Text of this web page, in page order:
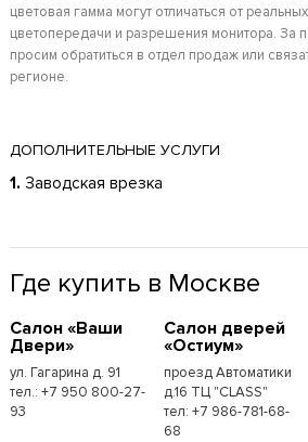
цветовая гамма могут отличаться от
цветопередачи и разрешения монитора. За
просим обратиться в отдел продаж или
регионе.
ДОПОЛНИТЕЛЬНЫЕ УСЛУГИ
1. Заводская врезка
Где купить в Москве
Cалон «Ваши
Двери»
ул. Гагарина д. 91
тел.: +7 950 800-27-
93
Cалон дверей
«Остиум»
проезд Автоматики
д.16 ТЦ "CLASS"
тел: +7 986-781-68-
68